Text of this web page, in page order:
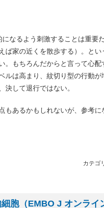
なるよう刺激することは重要
ば家の近くを散歩する）。と
。もちろんだからと言って心配
ルは高まり、紋切り型の行動が
決して退行ではない。
もあるかもしれないが、参考に
カテゴ
胞（EMBO J オンライ